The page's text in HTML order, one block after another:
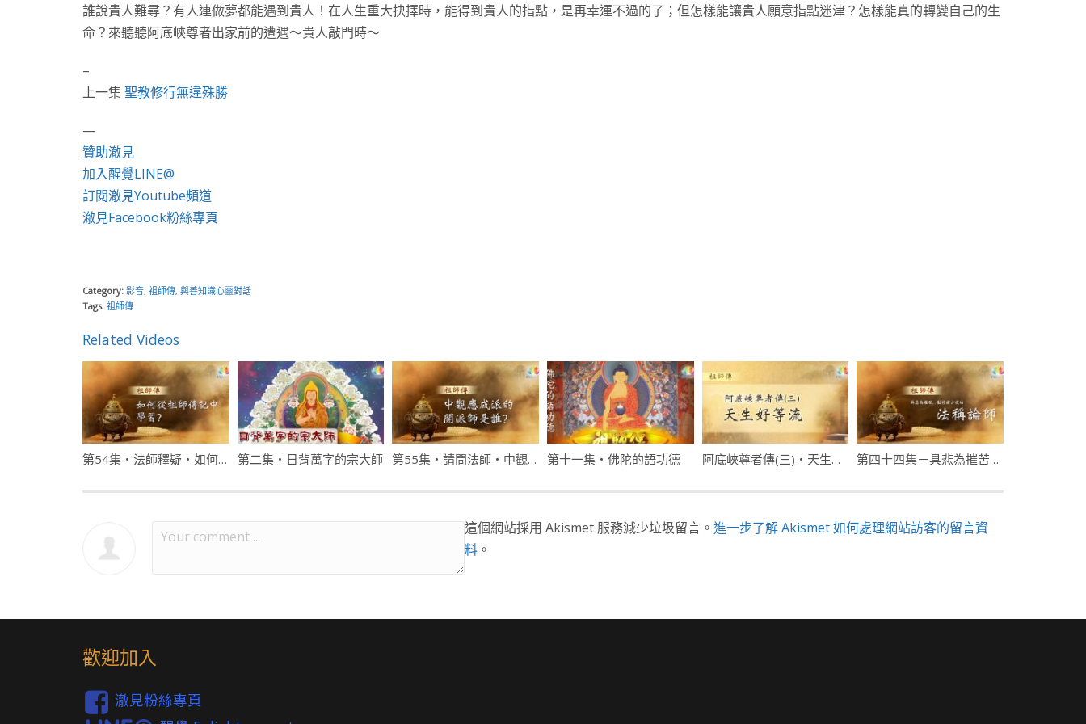
誰說貴人難尋？有人連做夢都能遇到貴人！在人生重大抉擇時，能得到貴人的指點，是再幸運不過的了；但怎樣能讓貴人願意指點迷津？怎樣能真的轉變自己的生
命？來聽聽阿底峽尊者出家前的遭遇～貴人敲門時～
–
上一集聖教修行無違殊勝
—
贊助澈見
加入醒覺LINE@
訂閱澈見Youtube頻道
澈見Facebook粉絲專頁
Category: 影音, 祖師傳, 與善知識心靈對話
Tags: 祖師傳
Related Videos
第54集・法師釋疑・如何從祖師傳記中學習？ 第二集・日背萬字的宗大師 第55集・請問法師・中觀應成派的開派師是誰？ 第十一集・佛陀的語功德 阿底峽尊者傳(三)・天生好等流 第四十四集－具悲為摧苦，勤修諸方便的法稱論師
這個網站採用 Akismet 服務減少垃圾留言。 進一步了解 Akismet 如何處理網站訪客的留言資
料 。
歡迎加入
澈見粉絲專頁